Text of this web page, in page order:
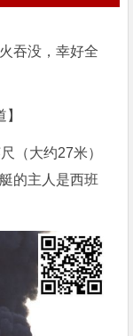
吞没，幸好全
（大约27米）
的主人是西班